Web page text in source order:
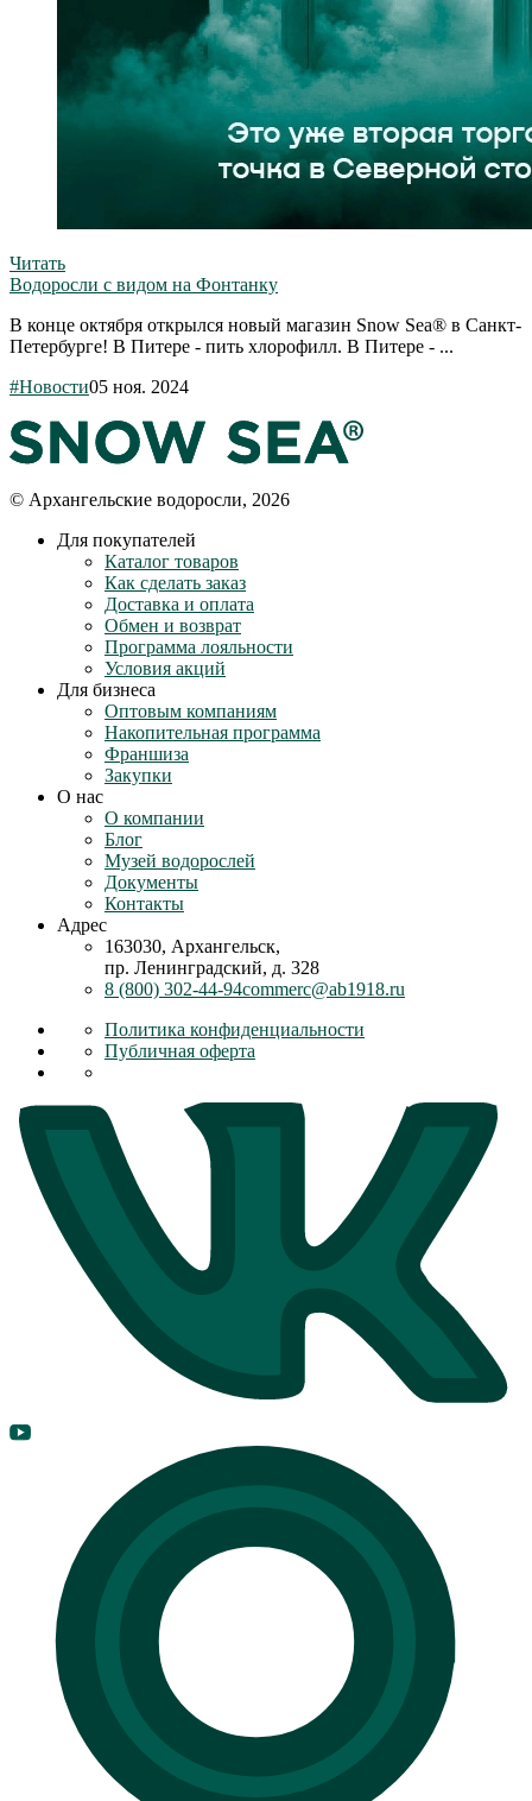
Читать
Водоросли с видом на Фонтанку
В конце октября открылся новый магазин Snow Sea® в Санкт-
Петербурге! В Питере - пить хлорофилл. В Питере - ...
#Новости05 ноя. 2024
© Архангельские водоросли, 2026
Для покупателей
Каталог товаров
Как сделать заказ
Доставка и оплата
Обмен и возврат
Программа лояльности
Условия акций
Для бизнеса
Оптовым компаниям
Накопительная программа
Франшиза
Закупки
О нас
О компании
Блог
Музей водорослей
Документы
Контакты
Адрес
163030, Архангельск,
пр. Ленинградский, д. 328
8 (800) 302-44-94commerc@ab1918.ru
Политика конфиденциальности
Публичная оферта